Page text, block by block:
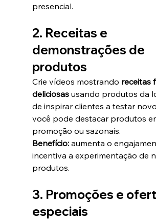
presencial.
2. Receitas e
demonstrações de
produtos
Crie vídeos mostrando receitas
deliciosas usando produtos da
de inspirar clientes a testar
você pode destacar produtos
promoção ou sazonais.
Benefício: aumenta o
incentiva a experimentação de
produtos.
3. Promoções e
especiais